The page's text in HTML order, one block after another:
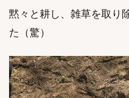
黙々と耕し、雑草を取り
た（驚）